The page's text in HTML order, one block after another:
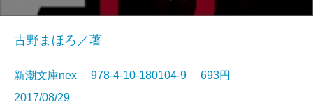
古野まほろ／著
新潮文庫nex 978-4-10-180104-9 693円
2017/08/29